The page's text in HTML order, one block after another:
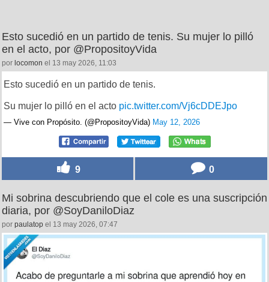
Esto sucedió en un partido de tenis. Su mujer lo pilló
en el acto, por @PropositoyVida
por locomon el 13 may 2026, 11:03
Esto sucedió en un partido de tenis.
Su mujer lo pilló en el acto pic.twitter.com/Vj6cDDEJpo
— Vive con Propósito. (@PropositoyVida) May 12, 2026
9 0
Mi sobrina descubriendo que el cole es una suscripción
diaria, por @SoyDaniloDiaz
por paulatop el 13 may 2026, 07:47